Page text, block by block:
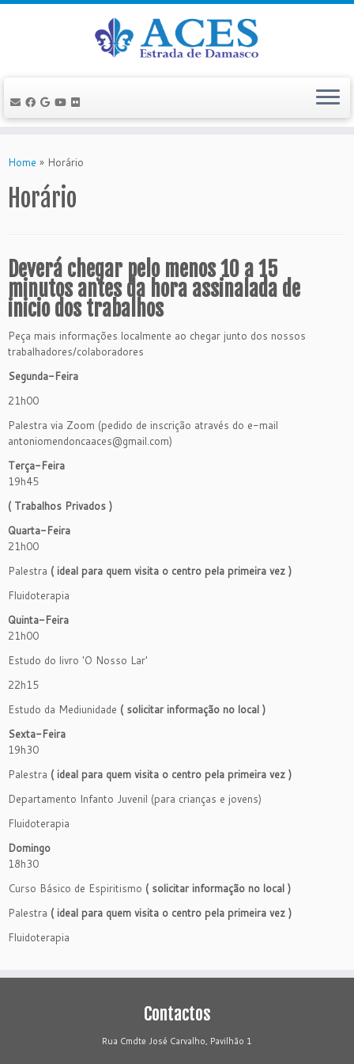
toHome » Horário
Horário
Deverá chegar pelo menos 10 a 15
minutos antes da hora assinalada de
inicio dos trabalhos
Peça mais informações localmente ao chegar junto dos nossos
trabalhadores/colaboradores
Segunda-Feira
21h00
Palestra via Zoom (pedido de inscrição através do e-mail
antoniomendoncaaces@gmail.com)
Terça-Feira
19h45
( Trabalhos Privados )
Quarta-Feira
21h00
Palestra ( ideal para quem visita o centro pela primeira vez )
Fluidoterapia
Quinta-Feira
21h00
Estudo do livro 'O Nosso Lar'
22h15
Estudo da Mediunidade ( solicitar informação no local )
Sexta-Feira
19h30
Palestra ( ideal para quem visita o centro pela primeira vez )
Departamento Infanto Juvenil (para crianças e jovens)
Fluidoterapia
Domingo
18h30
Curso Básico de Espiritismo ( solicitar informação no local )
Palestra ( ideal para quem visita o centro pela primeira vez )
Fluidoterapia
Contactos
Rua Cmdte José Carvalho, Pavilhão 1